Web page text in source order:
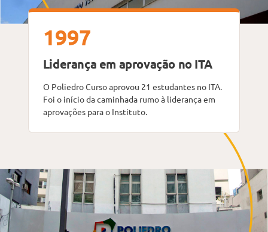
1997
Liderança em aprovação no ITA
O Poliedro Curso aprovou 21 estudantes no ITA.
Foi o início da caminhada rumo à liderança em
aprovações para o Instituto.